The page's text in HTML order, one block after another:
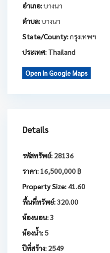
อำเภอ:บางนา
ตำบล:บางนา
State/County:กรุงเทพฯ
ประเทศ: Thailand
Open In Google Maps
Details
รหัสทรัพย์: 28136
ราคา: 16,500,000 ฿
Property Size: 41.60
พื้นที่ทรัพย์:320.00
ห้องนอน:3
ห้องน้ำ:5
ปีที่สร้าง: 2549